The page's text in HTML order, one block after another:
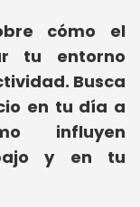
cómo el
tu entorno
Busca
en tu día a
influyen
y en tu